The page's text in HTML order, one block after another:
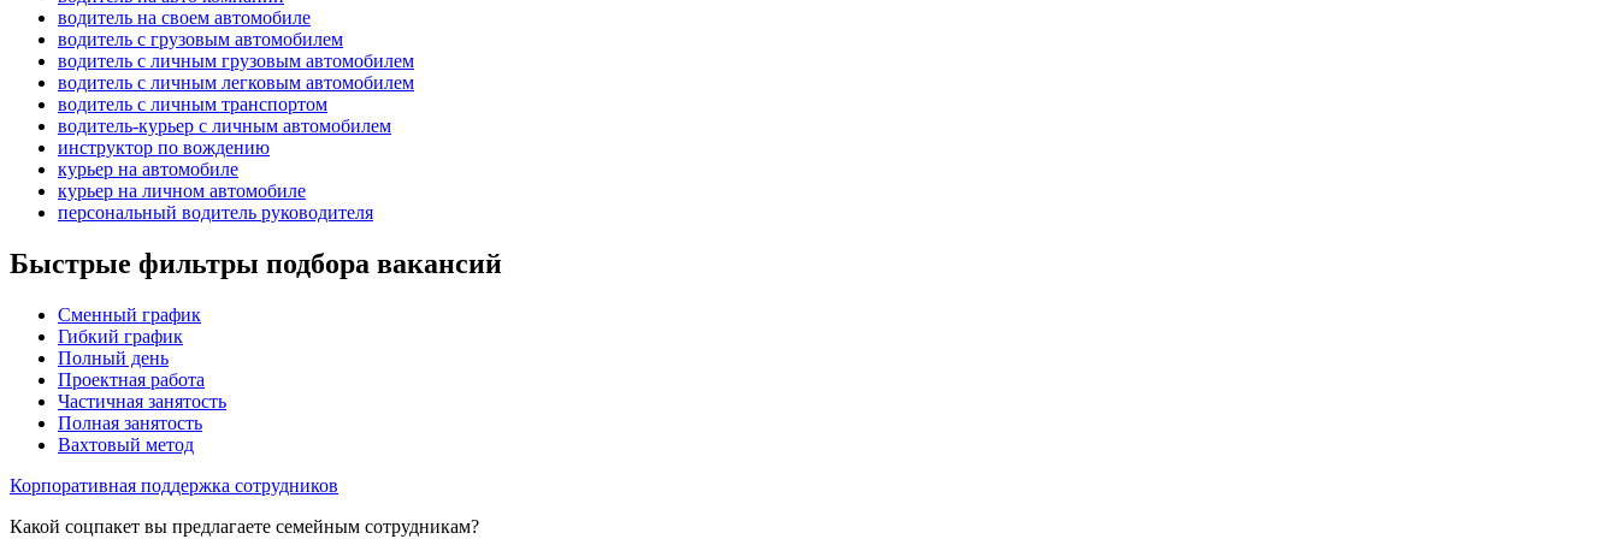
водитель на своем автомобиле
водитель с грузовым автомобилем
водитель с личным грузовым автомобилем
водитель с личным легковым автомобилем
водитель с личным транспортом
водитель-курьер с личным автомобилем
инструктор по вождению
курьер на автомобиле
курьер на личном автомобиле
персональный водитель руководителя
Быстрые фильтры подбора вакансий
Сменный график
Гибкий график
Полный день
Проектная работа
Частичная занятость
Полная занятость
Вахтовый метод
Корпоративная поддержка сотрудников
Какой соцпакет вы предлагаете семейным сотрудникам?